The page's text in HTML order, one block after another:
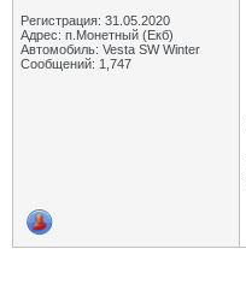
Регистрация: 31.05.2020
Адрес: п.Монетный (Екб)
Автомобиль: Vesta SW Winter
Сообщений: 1,747